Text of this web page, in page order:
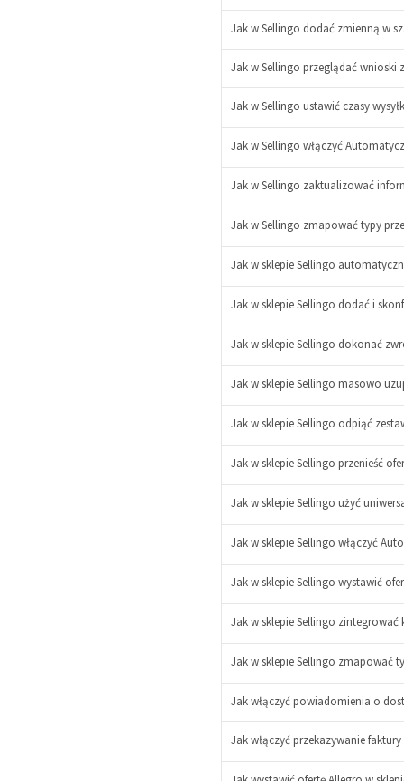
Jak w Sellingo dodać zmienną w
+
Jak w Sellingo przeglądać wnioski
+
Jak w Sellingo ustawić czasy
Jak w Sellingo włączyć
Jak w Sellingo zaktualizować
Jak w Sellingo zmapować typy
Jak w sklepie Sellingo
Jak w sklepie Sellingo dodać i
Jak w sklepie Sellingo dokonać
Jak w sklepie Sellingo masowo
Jak w sklepie Sellingo odpiąć
Jak w sklepie Sellingo przenieść
Jak w sklepie Sellingo użyć
Jak w sklepie Sellingo włączyć
Jak w sklepie Sellingo wystawić
Jak w sklepie Sellingo
Jak w sklepie Sellingo zmapować
Jak włączyć powiadomienia o
Jak włączyć przekazywanie